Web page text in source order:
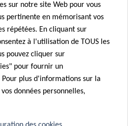
prestigieuse
pour la
poursuite de
le cancer
métastatique
27 Oct 2023
Tumor Stroma
sur notre site Web pour vous
pertinente en mémorisant vos
répétées. En cliquant sur
à l'utilisation de TOUS les
pouvez cliquer sur
pour fournir un
plus d'informations sur la
données personnelles,